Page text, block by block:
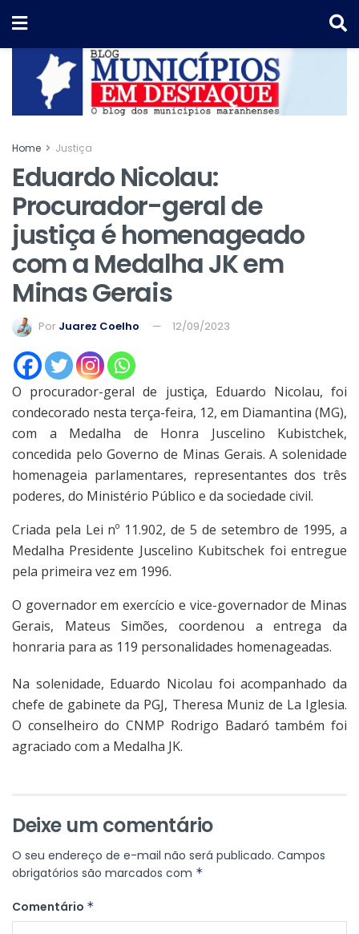
Home Justiça
Eduardo Nicolau:
Procurador-geral de
justiça é homenageado
com a Medalha JK em
Minas Gerais
Por Juarez Coelho 12/09/2023
O procurador-geral de justiça, Eduardo Nicolau, foi
condecorado nesta terça-feira, 12, em Diamantina (MG),
com a Medalha de Honra Juscelino Kubistchek,
concedida pelo Governo de Minas Gerais. A solenidade
homenageia parlamentares, representantes dos três
poderes, do Ministério Público e da sociedade civil.
Criada pela Lei nº 11.902, de 5 de setembro de 1995, a
Medalha Presidente Juscelino Kubitschek foi entregue
pela primeira vez em 1996.
O governador em exercício e vice-governador de Minas
Gerais, Mateus Simões, coordenou a entrega da
honraria para as 119 personalidades homenageadas.
Na solenidade, Eduardo Nicolau foi acompanhado da
chefe de gabinete da PGJ, Theresa Muniz de La Iglesia.
O conselheiro do CNMP Rodrigo Badaró também foi
agraciado com a Medalha JK.
Deixe um comentário
O seu endereço de e-mail não será publicado. Campos
obrigatórios são marcados com *
Comentário *